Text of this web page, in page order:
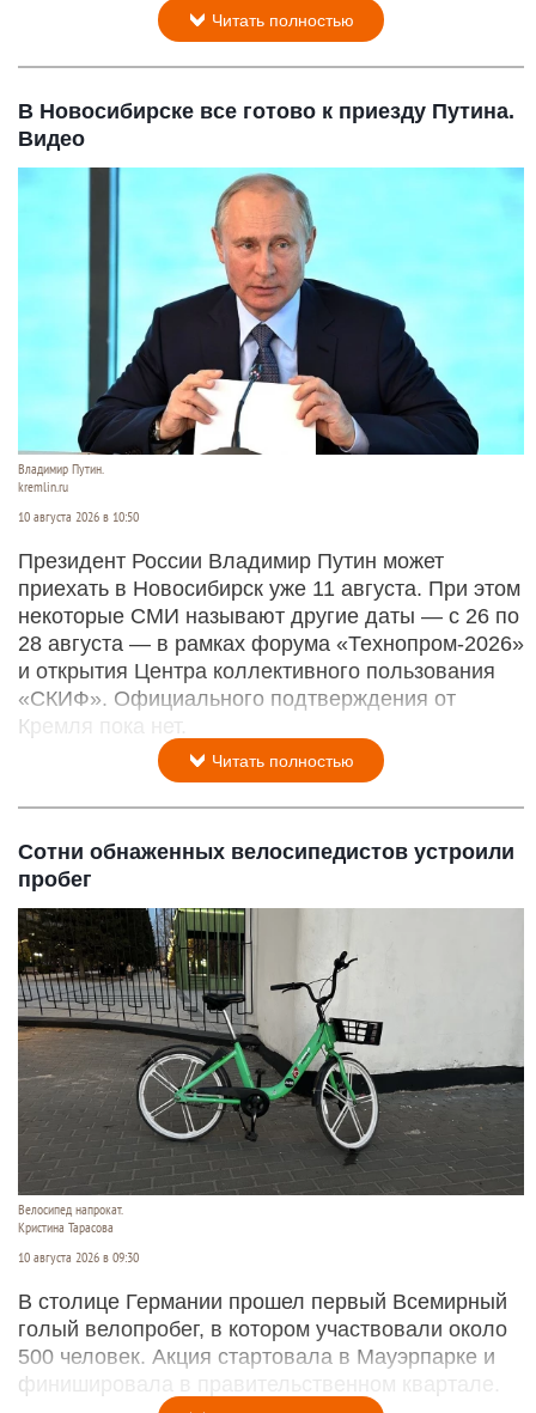
Читать полностью
В Новосибирске все готово к приезду Путина.
Видео
Владимир Путин.
kremlin.ru
10 августа 2026 в 10:50
Президент России Владимир Путин может
приехать в Новосибирск уже 11 августа. При этом
некоторые СМИ называют другие даты — с 26 по
28 августа — в рамках форума «Технопром-2026»
и открытия Центра коллективного пользования
«СКИФ». Официального подтверждения от
Кремля пока нет.
Читать полностью
Сотни обнаженных велосипедистов устроили
пробег
Велосипед напрокат.
Кристина Тарасова
10 августа 2026 в 09:30
В столице Германии прошел первый Всемирный
голый велопробег, в котором участвовали около
500 человек. Акция стартовала в Мауэрпарке и
финишировала в правительственном квартале.